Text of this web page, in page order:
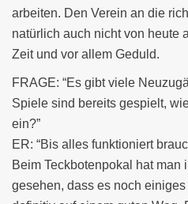
arbeiten. Den Verein an die
natürlich auch nicht von heute
Zeit und vor allem Geduld.
FRAGE: “Es gibt viele
Spiele sind bereits gespielt,
ein?”
ER: “Bis alles funktioniert
Beim Teckbotenpokal hat man
gesehen, dass es noch